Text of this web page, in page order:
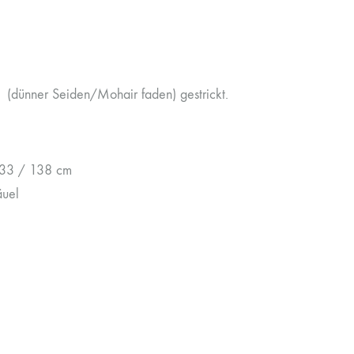
Seiden/Mohair faden) gestrickt.
/ 138 cm